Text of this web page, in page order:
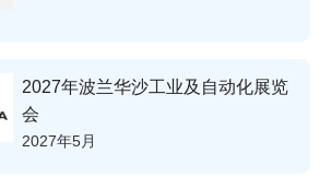
2027年波兰华沙工业及自动化展览
会
2027年5月